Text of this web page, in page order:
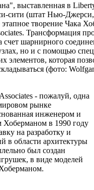
выставленная в
сити (штат Нью-
творение Чака
Трансформация
счет шарнирного
но и с помощью
элементов, которая
(фото:
- пожалуй, одна
рынке
инженером и
Хоберманом в 1990 году
на разработку и
в области архитектуры
был создан
в виде моделей